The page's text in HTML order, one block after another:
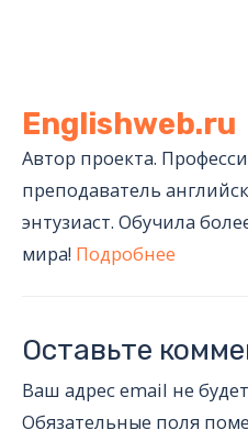
Englishweb.ru
Автор проекта.
преподаватель
энтузиаст. Обучила
мира! Подробнее
Оставьте
Ваш адрес email не
Обязательные поля